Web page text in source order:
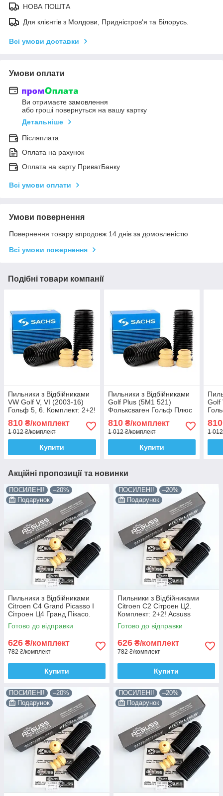
НОВА ПОШТА
Для клієнтів з Молдови, Придністров'я та Білорусь.
Всі умови доставки
Умови оплати
Ви отримаєте замовлення
або гроші повернуться на вашу картку
Детальніше
Післяплата
Оплата на рахунок
Оплата на карту ПриватБанку
Всі умови оплати
Умови повернення
Повернення товару впродовж 14 днів за домовленістю
Всі умови повернення
Подібні товари компанії
Пильники з Відбійниками
VW Golf V, VI (2003-16)
Гольф 5, 6. Комплект: 2+2!
стійки. Sachs Сакс
810 ₴/комплект
1 012 ₴/комплект
Купити
Пильники з Відбійниками
Golf Plus (5M1 521)
Фольксваген Гольф Плюс
Заднього амортизатора
стійки.
810₴/комплект
1 012 ₴/комплект
Купити
Golf
810
1
Акційні пропозиції та новинки
ПОСИЛЕНІ!
–20%
Подарунок
Пильники з Відбійниками
Citroen C4 Grand Picasso I
Сітроен Ц4 Гранд Пікасо.
Комплект: 2+2! Acsuss
КОРЕЯ!
Готово до відправки
626 ₴/комплект
782 ₴/комплект
Купити
ПОСИЛЕНІ!
–20%
Подарунок
Пильники з Відбійниками
Citroen C2 Сітроен Ц2.
Комплект: 2+2! Acsuss
КОРЕЯ!
Готово до відправки
626 ₴/комплект
782 ₴/комплект
Купити
ПОСИЛЕНІ!
–20%
Подарунок
ПОСИЛЕНІ!
–20%
Подарунок